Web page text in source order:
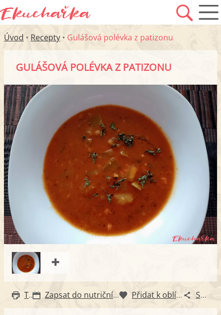
Úvod • Recepty • Gulášová polévka z patizonu
GULÁŠOVÁ POLÉVKA Z PATIZONU
Tisk Zapsat do nutričního diáře Přidat k oblíbeným Sdílet